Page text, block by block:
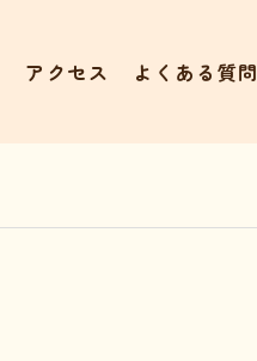
アクセス よくある質問